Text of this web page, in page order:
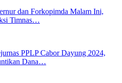
dan Forkopimda Malam Ini,
Timnas…
PPLP Cabor Dayung 2024,
Dana…